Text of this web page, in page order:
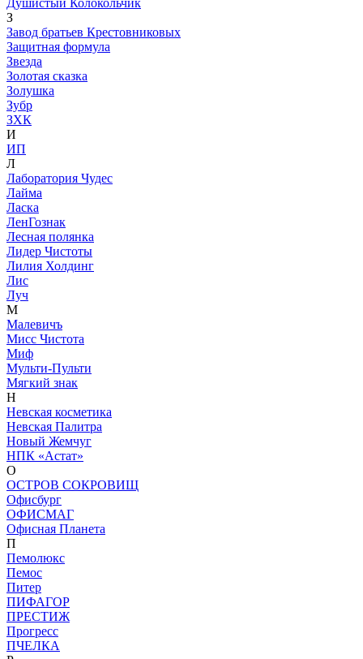
Душистый Колокольчик
З
Завод братьев Крестовниковых
Защитная формула
Звезда
Золотая сказка
Золушка
Зубр
ЗХК
И
ИП
Л
Лаборатория Чудес
Лайма
Ласка
ЛенГознак
Лесная полянка
Лидер Чистоты
Лилия Холдинг
Лис
Луч
М
Малевичъ
Мисс Чистота
Миф
Мульти-Пульти
Мягкий знак
Н
Невская косметика
Невская Палитра
Новый Жемчуг
НПК «Астат»
О
ОСТРОВ СОКРОВИЩ
Офисбург
ОФИСМАГ
Офисная Планета
П
Пемолюкс
Пемос
Питер
ПИФАГОР
ПРЕСТИЖ
Прогресс
ПЧЕЛКА